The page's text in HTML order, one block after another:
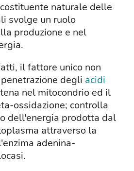
naturale delle
svolge un ruolo
produzione e nel
il fattore unico non
degli acidi
nel mitocondrio ed il
ossidazione; controlla
dell'energia prodotta dal
attraverso la
adenina-